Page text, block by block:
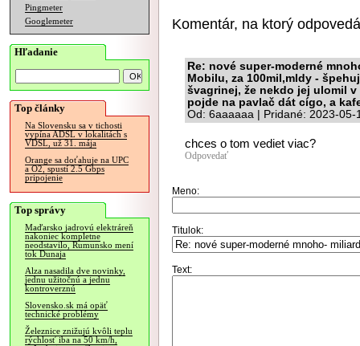
Pingmeter
Googlemeter
Hľadanie
Top články
Na Slovensku sa v tichosti
vypína ADSL v lokalitách s
VDSL, už 31. mája
Orange sa doťahuje na UPC
a O2, spustí 2.5 Gbps
pripojenie
Top správy
Maďarsko jadrovú elektráreň
nakoniec kompletne
neodstavilo, Rumunsko mení
tok Dunaja
Alza nasadila dve novinky,
jednu užitočnú a jednu
kontroverznú
Slovensko.sk má opäť
technické problémy
Železnice znižujú kvôli teplu
rýchlosť iba na 50 km/h,
Komentár, na ktorý
Re: nové super-moderné
Mobilu, za 100mil,mldy -
švagrinej, že nekdo jej ulomil
pojde na pavlač dát cígo, a
Od: 6aaaaaa | Pridané: 2023-05-
chces o tom vediet viac?
Odpovedať
Meno:
Titulok:
Text: